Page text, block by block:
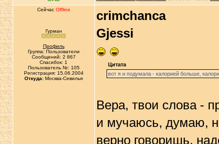
Сейчас Offline
Гурман
Профиль
Группа: Пользователи
Сообщений: 2 867
Спасибок: 1
Пользователь №: 105
Регистрация: 15.06.2004
Откуда: Москва-Севилья
crimchanca
Gjessi
Цитата
вот я и подумала - калорией больше,
Вера, твои слова -
и мучаюсь, думаю,
верно говоришь,